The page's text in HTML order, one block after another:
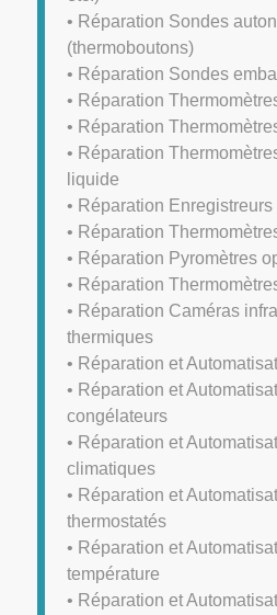
• Réparation Sondes
(thermoboutons)
• Réparation Sondes
• Réparation
• Réparation
• Réparation
liquide
• Réparation
• Réparation
• Réparation Pyromètres
• Réparation
• Réparation Caméras
thermiques
• Réparation et
• Réparation et
congélateurs
• Réparation et
climatiques
• Réparation et
thermostatés
• Réparation et
température
• Réparation et